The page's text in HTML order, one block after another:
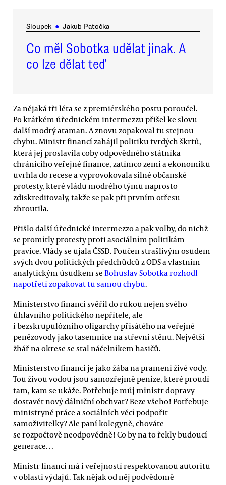
Sloupek ● Jakub Patočka
Co měl Sobotka udělat jinak. A
co lze dělat teď
Za nějaká tři léta se z premiérského postu poroučel.
Po krátkém úřednickém intermezzu přišel ke slovu
další modrý ataman. A znovu zopakoval tu stejnou
chybu. Ministr financí zahájil politiku tvrdých škrtů,
která jej proslavila coby odpovědného státníka
chránícího veřejné finance, zatímco zemi a ekonomiku
uvrhla do recese a vyprovokovala silné občanské
protesty, které vládu modrého týmu naprosto
zdiskreditovaly, takže se pak při prvním otřesu
zhroutila.
Přišlo další úřednické intermezzo a pak volby, do nichž
se promítly protesty proti asociálním politikám
pravice. Vlády se ujala ČSSD. Poučen strašlivým osudem
svých dvou politických předchůdců z ODS a vlastním
analytickým úsudkem se Bohuslav Sobotka rozhodl
napotřetí zopakovat tu samou chybu.
Ministerstvo financí svěřil do rukou nejen svého
úhlavního politického nepřítele, ale
i bezskrupulózního oligarchy přisátého na veřejné
penězovody jako tasemnice na střevní stěnu. Největší
žhář na okrese se stal náčelníkem hasičů.
Ministerstvo financí je jako žába na prameni živé vody.
Tou živou vodou jsou samozřejmě peníze, které proudí
tam, kam se ukáže. Potřebuje můj ministr dopravy
dostavět nový dálniční obchvat? Beze všeho! Potřebuje
ministryně práce a sociálních věcí podpořit
samoživitelky? Ale paní kolegyně, chováte
se rozpočtově neodpovědně! Co by na to řekly budoucí
generace…
Ministr financí má i veřejností respektovanou autoritu
v oblasti výdajů. Tak nějak od něj podvědomě